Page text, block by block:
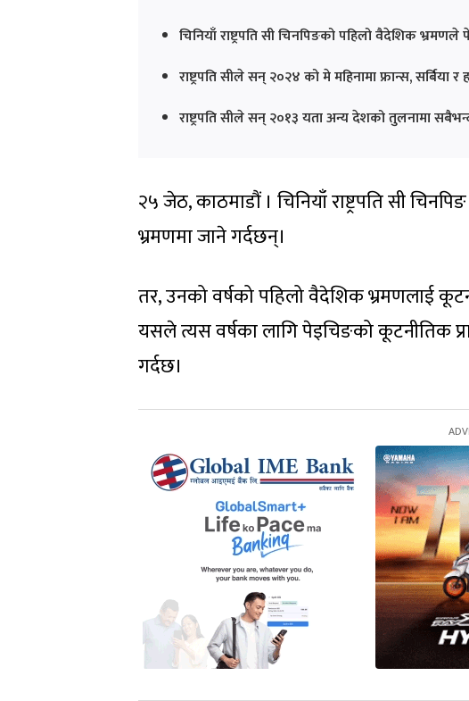
चिनियाँ राष्ट्रपति सी चिनपिङको पहिलो वैदेशिक
राष्ट्रपति सीले सन् २०२४ को मे महिनामा फ्रान्स, सर्बिया
राष्ट्रपति सीले सन् २०१३ यता अन्य देशको तुलनामा
२५ जेठ, काठमाडौं । चिनियाँ राष्ट्रपति सी
भ्रमणमा जाने गर्दछन्।
तर, उनको वर्षको पहिलो वैदेशिक भ्रमणलाई
यसले त्यस वर्षका लागि पेइचिङको कूटनीतिक
गर्दछ।